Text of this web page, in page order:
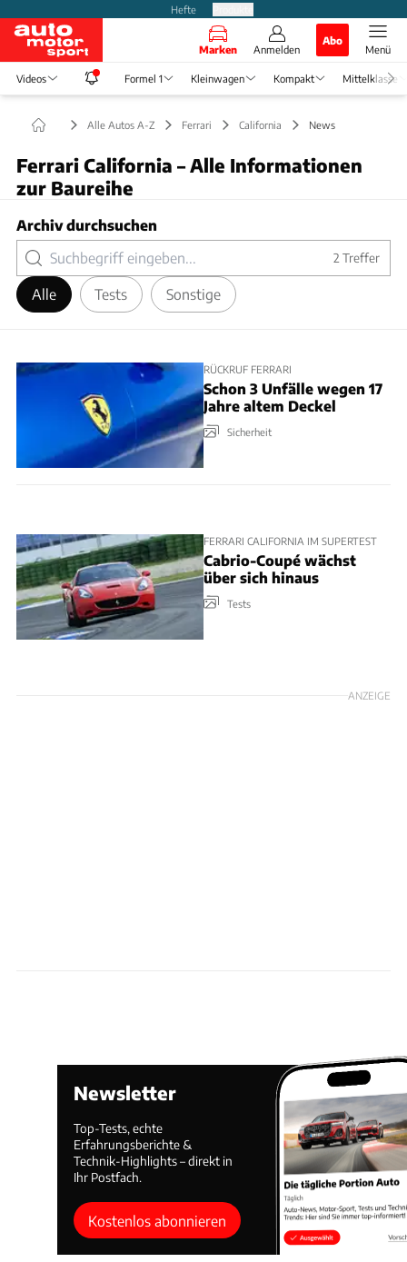
Hefte
Marken Anmelden
Abo
Menü
Videos Formel 1 Kleinwagen Kompakt Mittelklasse
Alle Autos A-Z Ferrari California News
Ferrari California – Alle Informationen
zur Baureihe
Archiv durchsuchen
2 Treffer
Alle Tests Sonstige
RÜCKRUF FERRARI
Schon 3 Unfälle wegen 17
Jahre altem Deckel
Sicherheit
FERRARI CALIFORNIA IM SUPERTEST
Cabrio-Coupé wächst
über sich hinaus
Tests
ANZEIGE
Newsletter
Top-Tests, echte
Erfahrungsberichte &
Technik-Highlights – direkt in
Ihr Postfach.
Kostenlos abonnieren